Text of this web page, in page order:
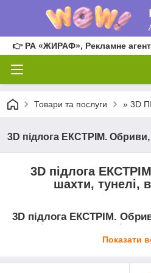
👉 РА «ЖИРАФ», Рекламне
Товари та послуги » 3D
3D підлога ЕКСТРІМ. Обриви,
3D підлога
шахти, тунелі,
3D підлога ЕКСТРІМ.
тунелі, висота, ями. Фото
роздільною здатністю для
перевірена часом,
Показати